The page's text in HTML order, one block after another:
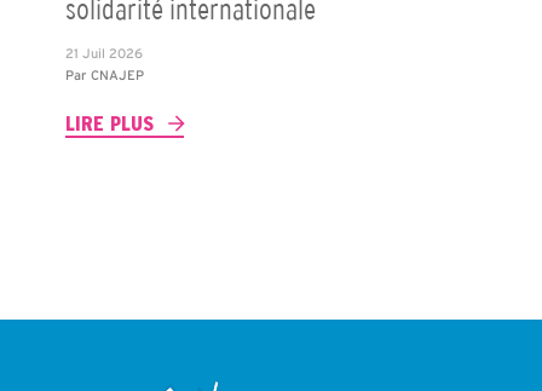
solidarité internationale
21 Juil 2026
Par CNAJEP
LIRE PLUS